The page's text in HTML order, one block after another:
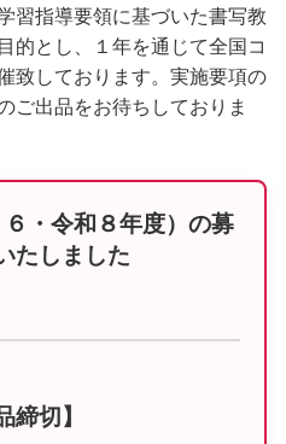
習指導要領に基づいた書写教
的とし、１年を通じて全国コ
致しております。実施要項の
ご出品をお待ちしておりま
・令和８年度）の募
たしました
締切】